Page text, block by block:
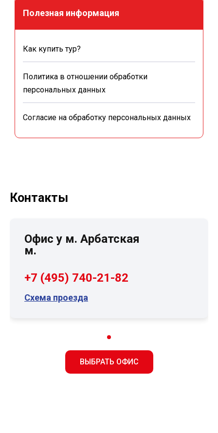
Полезная информация
Как купить тур?
Политика в отношении обработки
персональных данных
Согласие на обработку персональных данных
Контакты
Офис у м. Арбатская
м.
+7 (495) 740-21-82
Схема проезда
ВЫБРАТЬ ОФИС